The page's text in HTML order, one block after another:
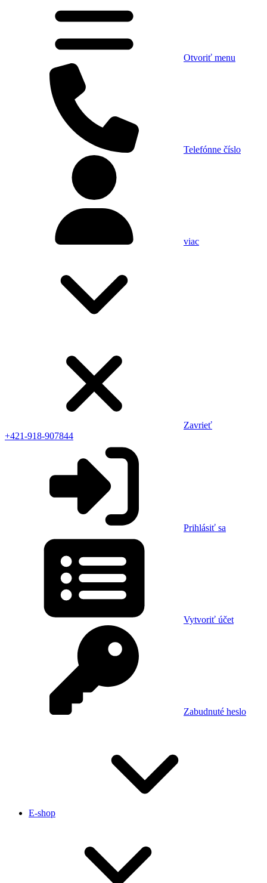
Otvoriť menu
Telefónne číslo
viac
Zavrieť
+421-918-907844
Prihlásiť sa
Vytvoriť účet
Zabudnuté heslo
E-shop